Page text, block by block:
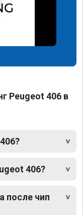
Peugeot 406 в
406?
после чип